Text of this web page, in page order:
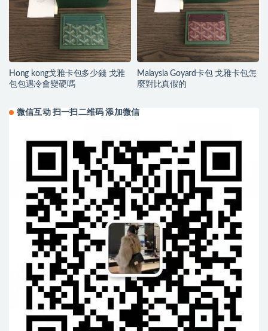
Hong kong戈雅卡包多少錢 戈雅
包包遇冷會變硬嗎
Malaysia Goyard卡包 戈雅卡包怎
麼對比真假的
微信互动 扫一扫二维码 添加微信